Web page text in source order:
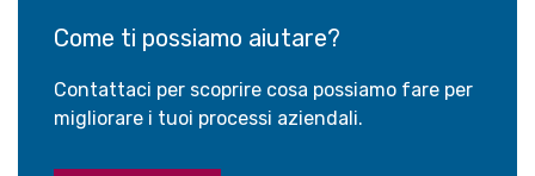
Come ti possiamo aiutare?
Contattaci per scoprire cosa possiamo fare per
migliorare i tuoi processi aziendali.